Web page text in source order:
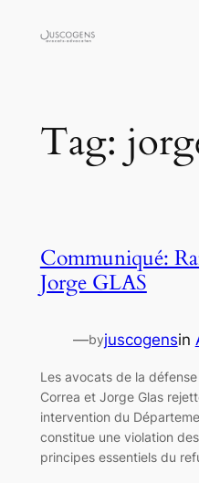
Tag:
Communiqué:
Jorge GLAS
—byjuscogensin
Les avocats de la
Correa et Jorge Glas
intervention du
constitue une violation
principes essentiels du